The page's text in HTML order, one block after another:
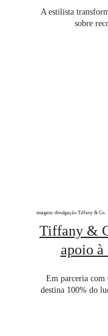
Tiffany &
apoio
A estilista
sobre
Em parceria com
destina 100% do
imagem: divulgação Tiffany & Co.